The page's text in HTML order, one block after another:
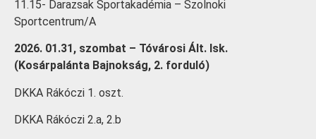
11.15- Darazsak Sportakadémia – Szolnoki
Sportcentrum/A
2026. 01.31, szombat – Tóvárosi Ált. Isk.
(Kosárpalánta Bajnokság, 2. forduló)
DKKA Rákóczi 1. oszt.
DKKA Rákóczi 2.a, 2.b